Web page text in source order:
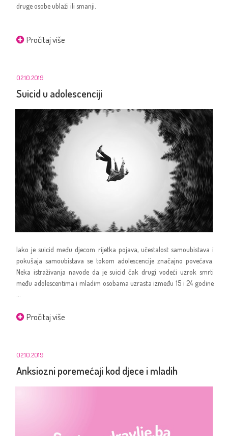
druge osobe ublaži ili smanji.
Pročitaj više
02.10.2019
Suicid u adolescenciji
Iako je suicid među djecom rijetka pojava, učestalost samoubistava i
pokušaja samoubistava se tokom adolescencije značajno povećava.
Neka istraživanja navode da je suicid čak drugi vodeći uzrok smrti
među adolescentima i mladim osobama uzrasta između 15 i 24 godine
Pročitaj više
02.10.2019
Anksiozni poremećaji kod djece i mladih